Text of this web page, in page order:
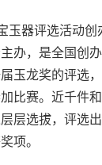
器评选活动创
办，是全国创
玉龙奖的评选
比赛。近千件
层选拔，评选
项。